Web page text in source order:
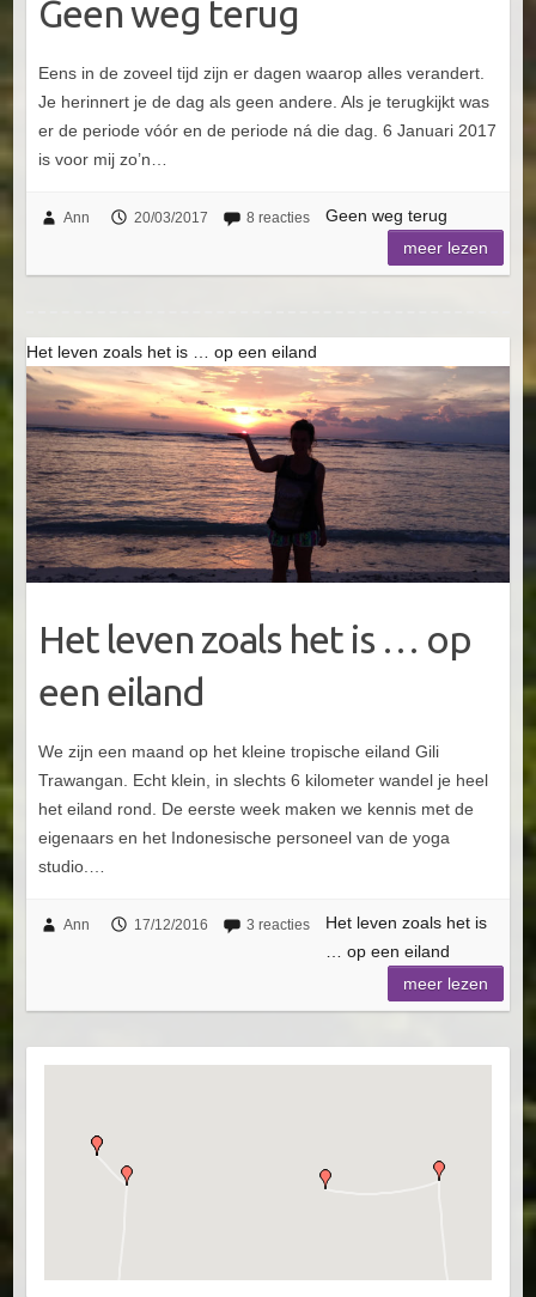
Geen weg terug
Eens in de zoveel tijd zijn er dagen waarop alles verandert.
Je herinnert je de dag als geen andere. Als je terugkijkt was
er de periode vóór en de periode ná die dag. 6 Januari 2017
is voor mij zo’n…
Ann 20/03/2017 8 reacties
Geen weg terug
meer lezen
Het leven zoals het is … op een eiland
Het leven zoals het is … op
een eiland
We zijn een maand op het kleine tropische eiland Gili
Trawangan. Echt klein, in slechts 6 kilometer wandel je heel
het eiland rond. De eerste week maken we kennis met de
eigenaars en het Indonesische personeel van de yoga
studio.…
Ann 17/12/2016 3 reacties
Het leven zoals het is
… op een eiland
meer lezen